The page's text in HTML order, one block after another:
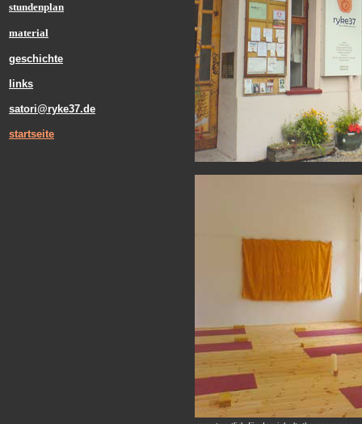
stundenplan
material
geschichte
links
satori@ryke37.de
startseite